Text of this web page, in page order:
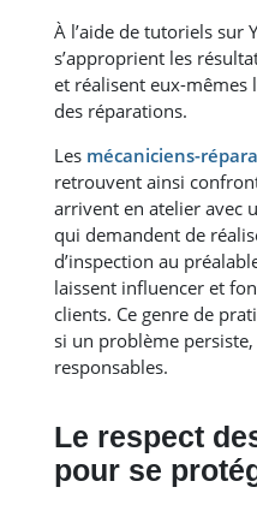
À l’aide de tutoriels sur
s’approprient les
et réalisent eux-mêmes
des réparations.
Les mécaniciens-
retrouvent ainsi
arrivent en atelier avec
qui demandent de
d’inspection au
laissent influencer et
clients. Ce genre de
si un problème
responsables.
Le respect
pour se